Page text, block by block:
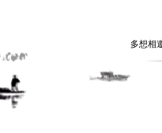
多想相